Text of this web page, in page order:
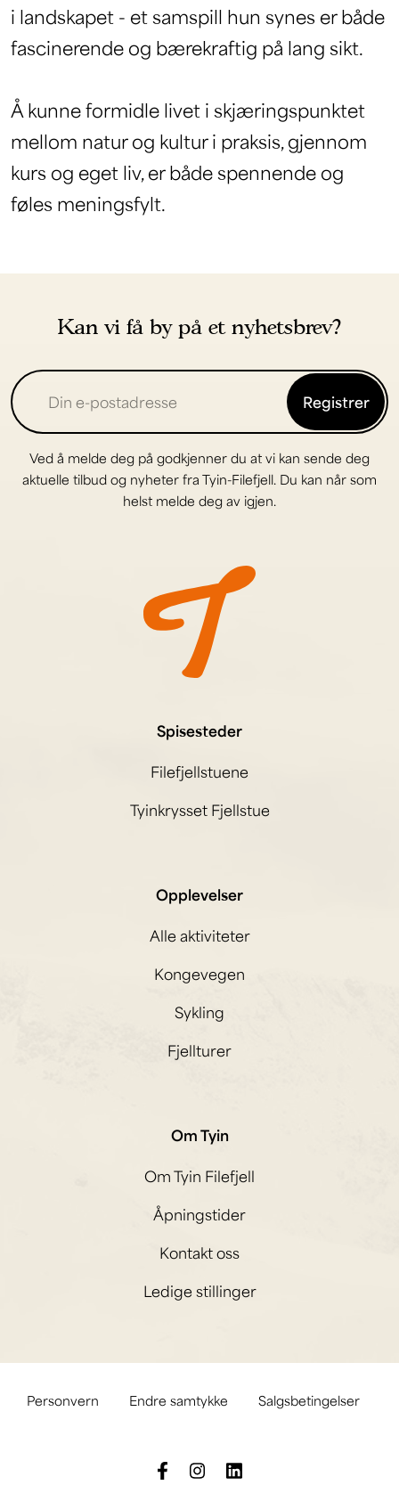
i landskapet - et samspill hun synes er både
fascinerende og bærekraftig på lang sikt.
Å kunne formidle livet i skjæringspunktet
mellom natur og kultur i praksis, gjennom
kurs og eget liv, er både spennende og
føles meningsfylt.
Kan vi få by på et nyhetsbrev?
Registrer
Ved å melde deg på godkjenner du at vi kan sende deg
aktuelle tilbud og nyheter fra Tyin-Filefjell. Du kan når som
helst melde deg av igjen.
Spisesteder
Filefjellstuene
Tyinkrysset Fjellstue
Opplevelser
Alle aktiviteter
Kongevegen
Sykling
Fjellturer
Om Tyin
Om Tyin Filefjell
Åpningstider
Kontakt oss
Ledige stillinger
Personvern Endre samtykke Salgsbetingelser